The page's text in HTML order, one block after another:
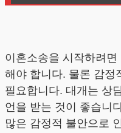
이혼소송을 시작하려면
해야 합니다. 물론 감정
필요합니다. 대개는 상
언을 받는 것이 좋습니
많은 감정적 불안으로